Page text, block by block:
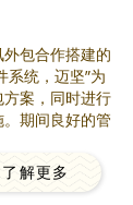
外包合作搭建的
系统，迈坚”为
案，同时进行
期间良好的管
了解更多